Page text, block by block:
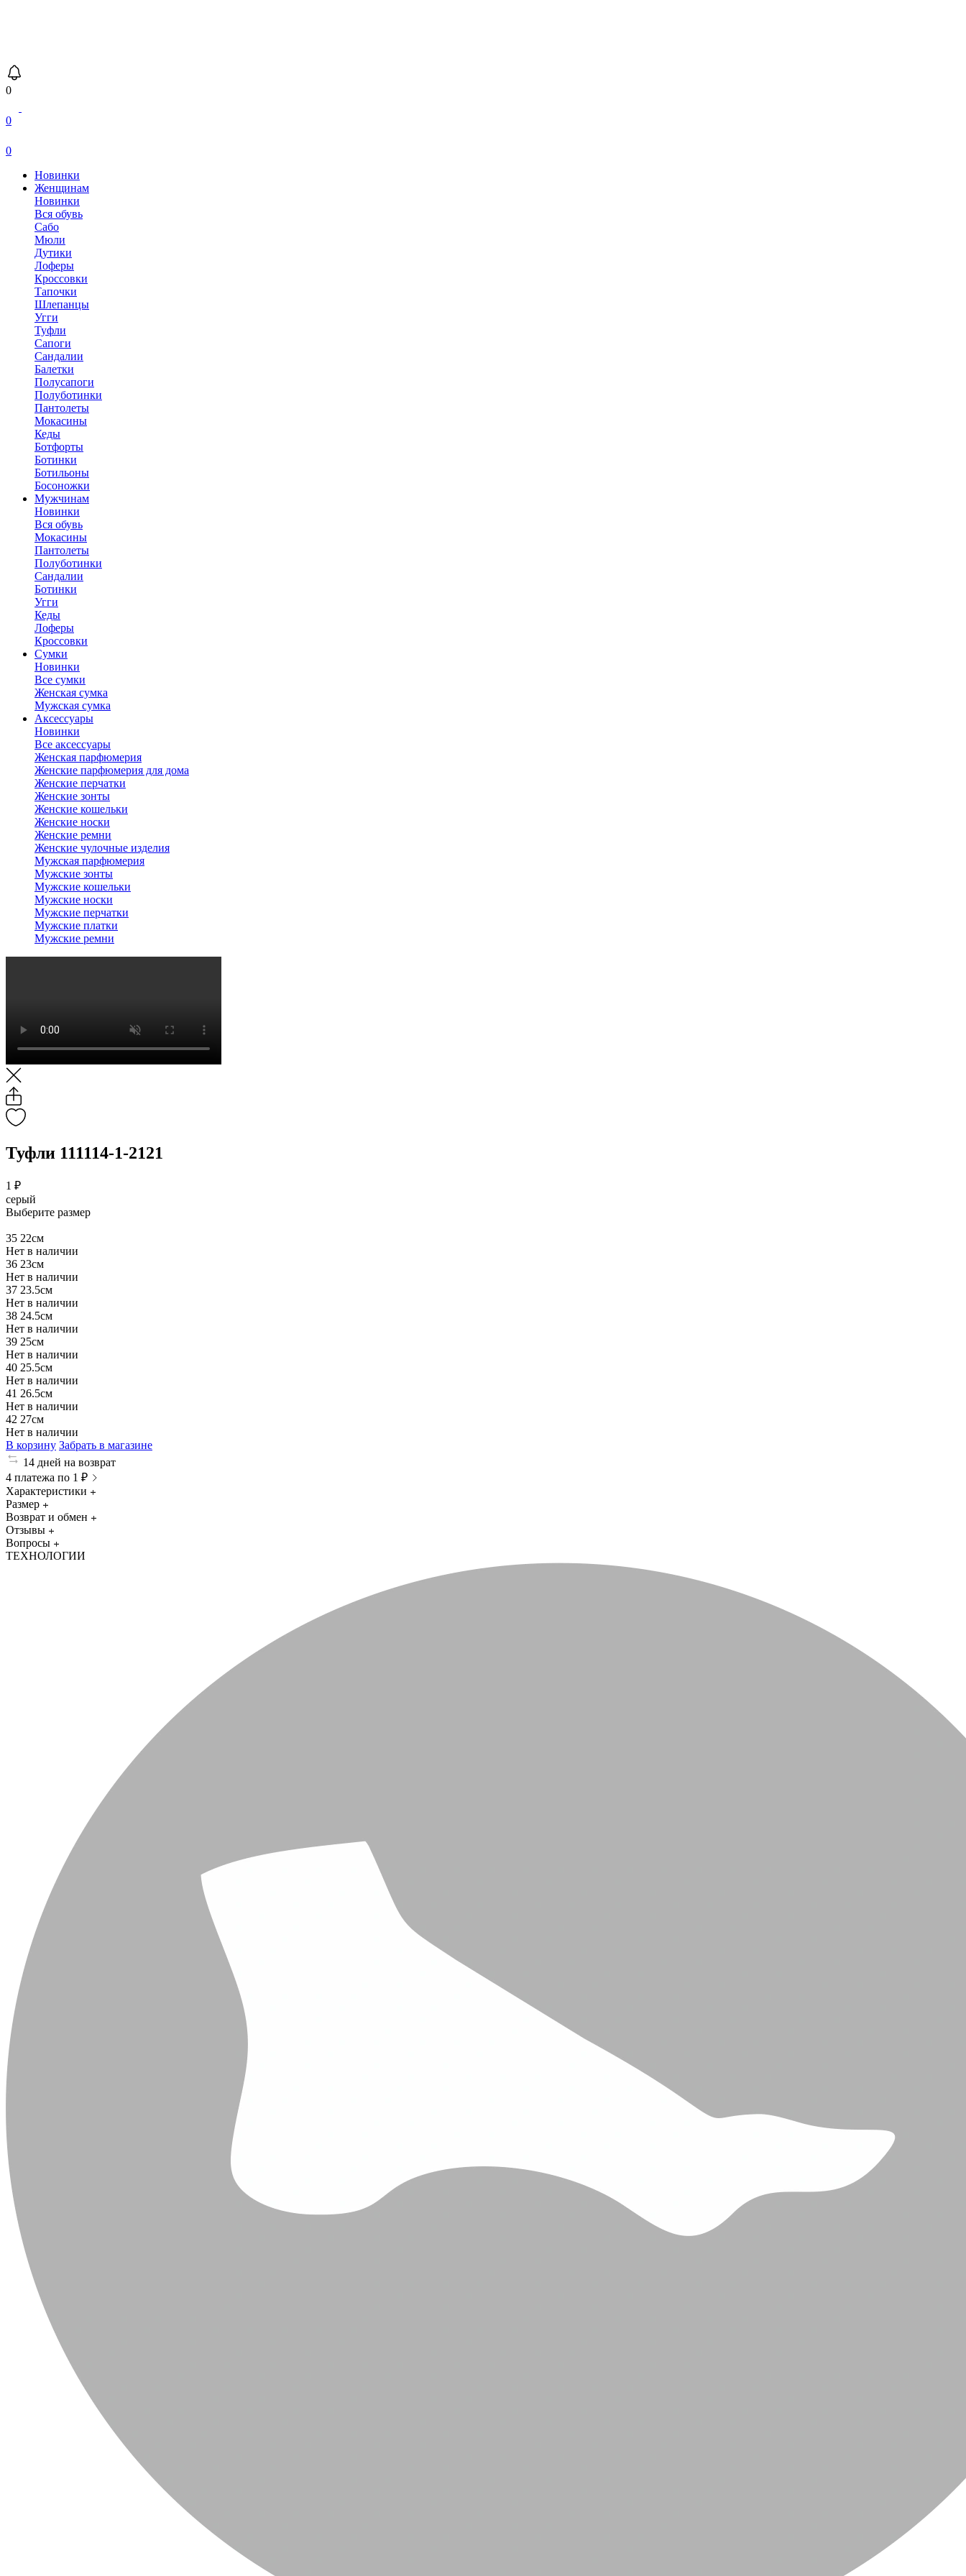
0
0
0
Новинки
Женщинам
Новинки
Вся обувь
Сабо
Мюли
Дутики
Лоферы
Кроссовки
Тапочки
Шлепанцы
Угги
Туфли
Сапоги
Сандалии
Балетки
Полусапоги
Полуботинки
Пантолеты
Мокасины
Кеды
Ботфорты
Ботинки
Ботильоны
Босоножки
Мужчинам
Новинки
Вся обувь
Мокасины
Пантолеты
Полуботинки
Сандалии
Ботинки
Угги
Кеды
Лоферы
Кроссовки
Сумки
Новинки
Все сумки
Женская сумка
Мужская сумка
Аксессуары
Новинки
Все аксессуары
Женская парфюмерия
Женские парфюмерия для дома
Женские перчатки
Женские зонты
Женские кошельки
Женские носки
Женские ремни
Женские чулочные изделия
Мужская парфюмерия
Мужские зонты
Мужские кошельки
Мужские носки
Мужские перчатки
Мужские платки
Мужские ремни
Туфли 111114-1-2121
1 ₽
серый
Выберите размер
35 22см
Нет в наличии
36 23см
Нет в наличии
37 23.5см
Нет в наличии
38 24.5см
Нет в наличии
39 25см
Нет в наличии
40 25.5см
Нет в наличии
41 26.5см
Нет в наличии
42 27см
Нет в наличии
В корзину Забрать в магазине
14 дней на возврат
4 платежа по 1 ₽
Характеристики
Размер
Возврат и обмен
Отзывы
Вопросы
ТЕХНОЛОГИИ